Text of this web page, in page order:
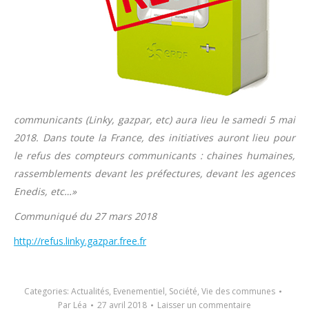
communicants (Linky, gazpar, etc) aura lieu le samedi 5 mai
2018. Dans toute la France, des initiatives auront lieu pour
le refus des compteurs communicants : chaines humaines,
rassemblements devant les préfectures, devant les agences
Enedis, etc…»
Communiqué du 27 mars 2018
http://refus.linky.gazpar.free.fr
Categories: Actualités, Evenementiel, Société, Vie des communes
Par Léa 27 avril 2018 Laisser un commentaire